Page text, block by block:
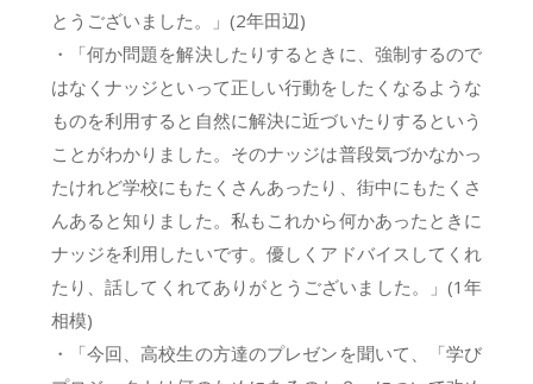
とうございました。」(2年田辺)
・「何か問題を解決したりするときに、強制するので
はなくナッジといって正しい行動をしたくなるような
ものを利用すると自然に解決に近づいたりするという
ことがわかりました。そのナッジは普段気づかなかっ
たけれど学校にもたくさんあったり、街中にもたくさ
んあると知りました。私もこれから何かあったときに
ナッジを利用したいです。優しくアドバイスしてくれ
たり、話してくれてありがとうございました。」(1年
相模)
・「今回、高校生の方達のプレゼンを聞いて、「学び